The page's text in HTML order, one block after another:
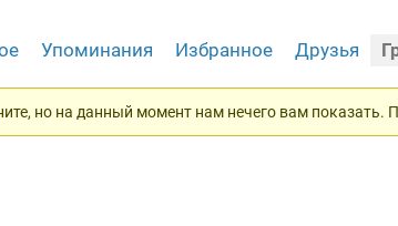
Упоминания Избранное Друзья
но на данный момент нам нечего вам показать.